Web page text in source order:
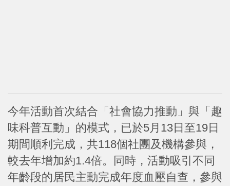
今年活動首次結合「社會協力推動」與「趣
味科普互動」的模式，已於5月13日至19日
期間順利完成，共118個社團及機構參與，
較去年增加約1.4倍。同時，活動吸引不同
年齡段的居民主動完成年度血壓自查，參與